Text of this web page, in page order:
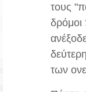
τους
δρόμοι
των